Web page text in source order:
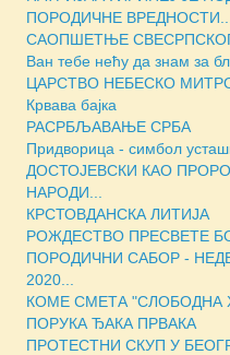
ПОРОДИЧНЕ ВРЕДНОСТИ...
САОПШЕТЊЕ
Ван тебе нећу да знам за
ЦАРСТВО НЕБЕСКО
Крвава бајка
РАСРБЉАВАЊЕ СРБА
Придворица - симбол
ДОСТОЈЕВСКИ КАО
НАРОДИ...
КРСТОВДАНСКА ЛИТИЈА
РОЖДЕСТВО ПРЕСВЕТЕ
ПОРОДИЧНИ САБОР -
2020...
КОМЕ СМЕТА "СЛОБОДНА
ПОРУКА ЂАКА ПРВАКА
ПРОТЕСТНИ СКУП У